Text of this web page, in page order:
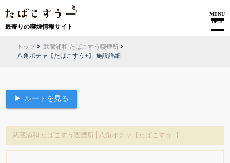
最寄りの喫煙情報サイト
MENU
OPEN
トップ
武蔵浦和 たばこすう喫煙所
八角ポチャ【たばこすう+】 施設詳細
▶ ルートを見る
武蔵浦和 たばこすう喫煙所│八角ポチャ【たばこすう+】